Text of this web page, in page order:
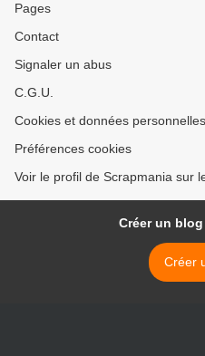
Pages
Contact
Signaler un abus
C.G.U.
Cookies et données personnelles
Préférences cookies
Voir le profil de Scrapmania sur
Créer un
Créer